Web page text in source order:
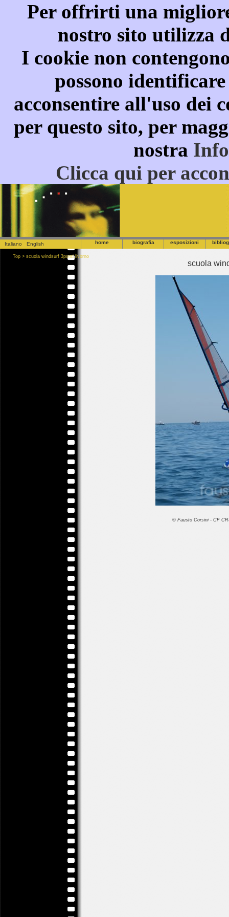
Per offrirti una
nostro sito utilizza
I cookie non
possono
acconsentire all'uso dei
per questo sito, per
nostra
Clicca qui per
Italiano English home biografia esposizioni
Top > scuola windsurf 3ponti livorno
scuola
© Fausto Corsini - CF